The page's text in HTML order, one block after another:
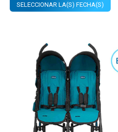
SELECCIONAR LA(S) FECHA(S)